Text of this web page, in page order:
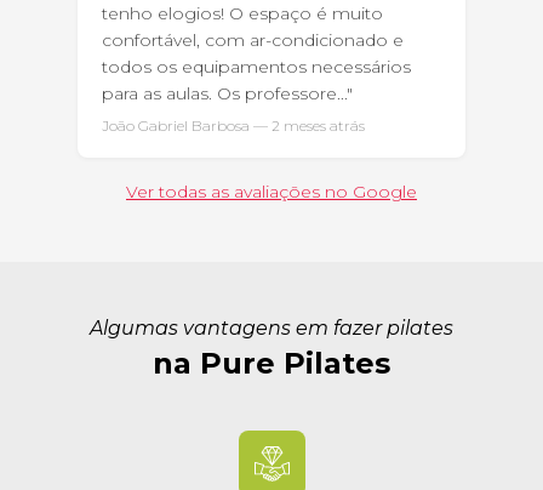
tenho elogios! O espaço é muito
confortável, com ar-condicionado e
todos os equipamentos necessários
para as aulas. Os professore..."
João Gabriel Barbosa — 2 meses atrás
Ver todas as avaliações no Google
Algumas vantagens em fazer pilates
na Pure Pilates